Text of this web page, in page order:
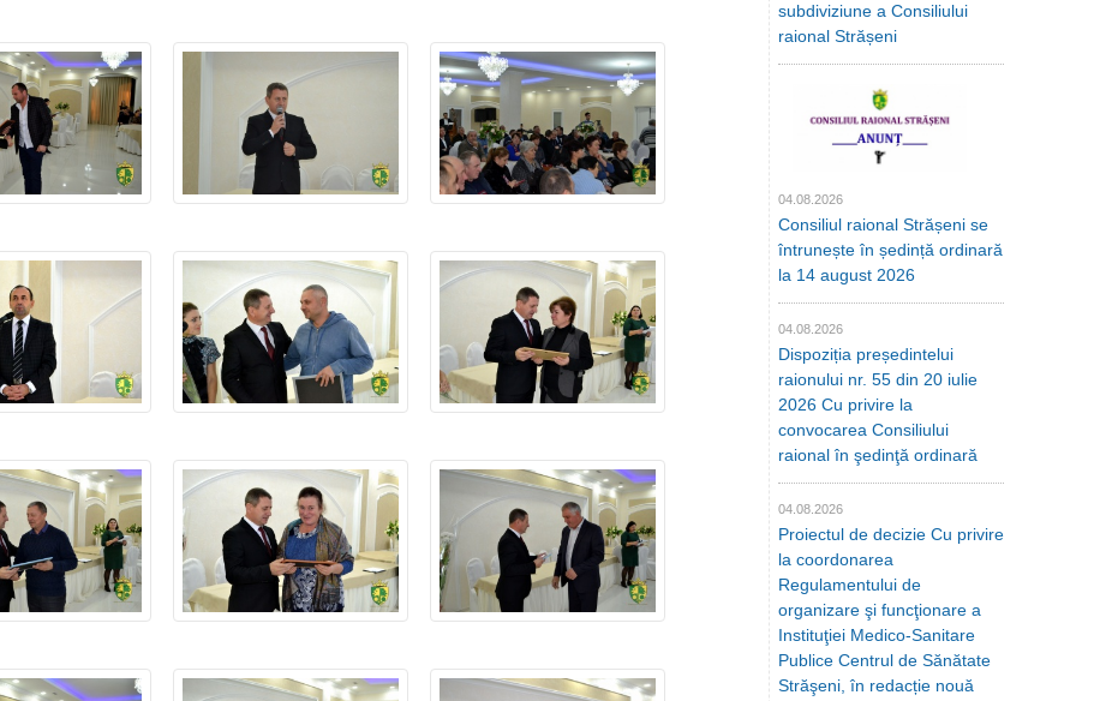
subdiviziune a Consiliului
raional Strășeni
04.08.2026
Consiliul raional Strășeni se
întrunește în ședință ordinară
la 14 august 2026
04.08.2026
Dispoziția președintelui
raionului nr. 55 din 20 iulie
2026 Cu privire la
convocarea Consiliului
raional în şedinţă ordinară
04.08.2026
Proiectul de decizie Cu privire
la coordonarea
Regulamentului de
organizare şi funcţionare a
Instituţiei Medico-Sanitare
Publice Centrul de Sănătate
Străşeni, în redacție nouă